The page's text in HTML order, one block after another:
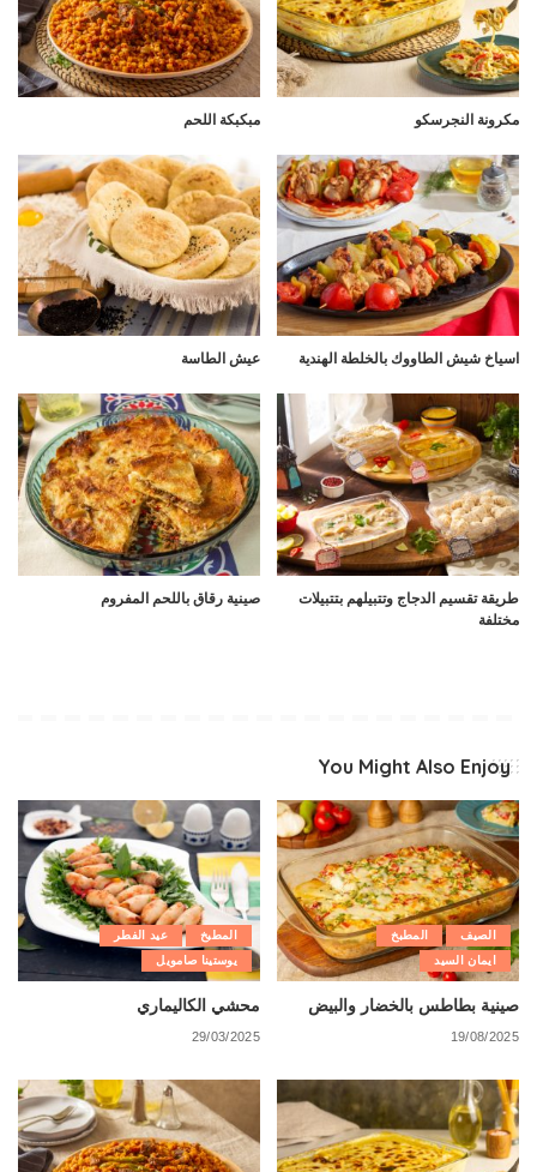
مكرونة النجرسكو مبكبكة اللحم
اسياخ شيش الطاووك بالخلطة الهندية عيش الطاسة
طريقة تقسيم الدجاج وتتبيلهم بتتبيلات
مختلفة
صينية رقاق باللحم المفروم
You Might Also Enjoy
الصيف
المطبخ
ايمان السيد
صينية بطاطس بالخضار والبيض
19/08/2025
المطبخ
عيد الفطر
يوستينا صامويل
محشي الكاليماري
29/03/2025